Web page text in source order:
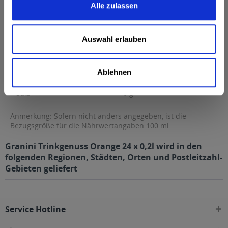
Alle zulassen
Auswahl erlauben
Ablehnen
0,5 g
davon gesättigte Fettsäuren
0,1 g
9 g
davon Zucker
9 g
0 g
Salz
0 g
Anmerkung: Sofern nicht anders angegeben, ist die
Bezugsgröße für die Nährwertangaben 100 ml
Granini Trinkgenuss Orange 24 x 0,2l wird in den
folgenden Regionen, Städten, Orten und Postleitzahl-
Gebieten geliefert
Service Hotline